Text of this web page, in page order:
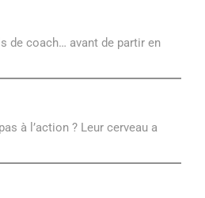
de coach… avant de partir en
à l’action ? Leur cerveau a